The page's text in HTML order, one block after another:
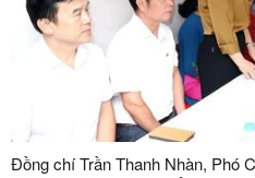
Đồng chí Trần Thanh Nhàn, Phó